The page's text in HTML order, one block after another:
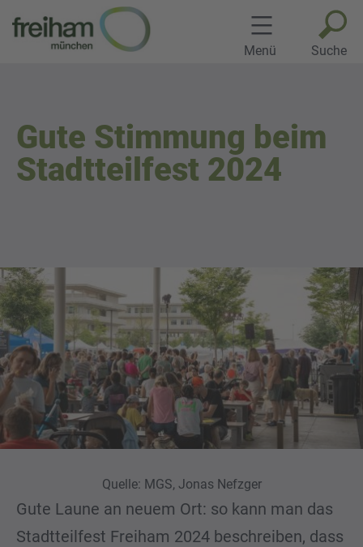
Inhalt
springen
Menü Suche
Gute Stimmung beim
Stadtteilfest 2024
Quelle: MGS, Jonas Nefzger
Gute Laune an neuem Ort: so kann man das
Stadtteilfest Freiham 2024 beschreiben, dass